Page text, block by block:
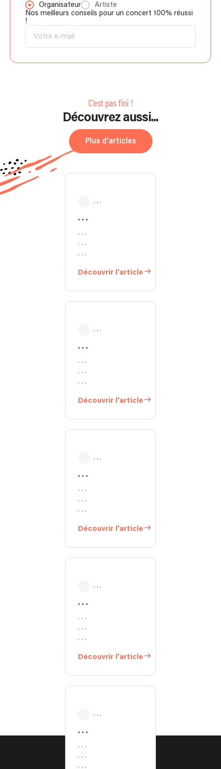
Organisateur
Artiste
Nos meilleurs conseils pour un concert 100% réussi
!
C'est pas fini !
Découvrez aussi...
Plus d'articles
. . .
. . .
. . .
. . .
. . .
Découvrir l'article
. . .
. . .
. . .
. . .
. . .
Découvrir l'article
. . .
. . .
. . .
. . .
. . .
Découvrir l'article
. . .
. . .
. . .
. . .
. . .
Découvrir l'article
. . .
. . .
. . .
. . .
. . .